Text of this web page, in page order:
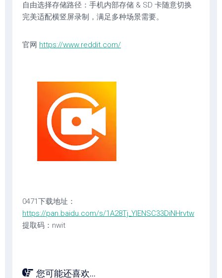
自由选择存储路径：手机内部存储 & SD 卡随意切换
完美适配横竖屏录制，满足多种场景需要。
官网 https://www.reddit.com/
0471下载地址：
https://pan.baidu.com/s/1A28Tj_YIENSC33DiNHrvtw
提取码：nwit
您可能还喜欢...